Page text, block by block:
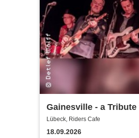
Gainesville - a Tribute
Petty & The
Lübeck, Riders Cafe
18.09.2026